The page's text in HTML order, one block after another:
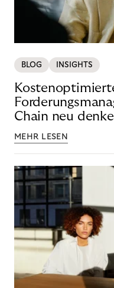
BLOG INSIGHTS
Chain neu
MEHR LESEN